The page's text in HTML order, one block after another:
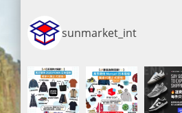
sunmarket_int